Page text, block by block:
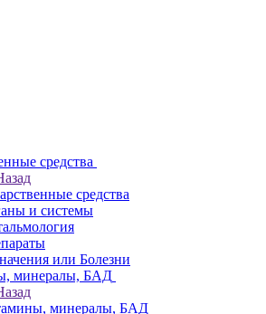
средства
средства
и системы
или Болезни
минералы, БАД
минералы, БАД